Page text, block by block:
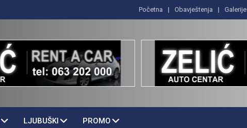
Početna Obavještenja Galerije
LJUBUŠKI PROMO